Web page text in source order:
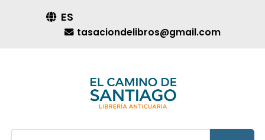
ES
tasaciondelibros@gmail.com